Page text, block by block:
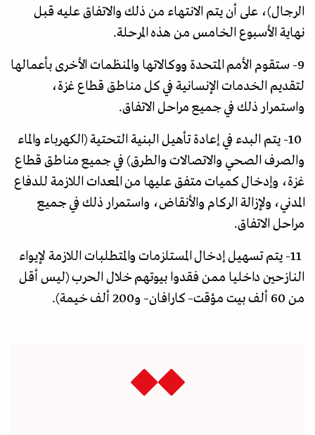
الرجال)، على أن يتم الانتهاء من ذلك والاتفاق عليه قبل
نهاية الأسبوع الخامس من هذه المرحلة.
9- ستقوم الأمم المتحدة ووكالاتها والمنظمات الأخرى بأعمالها
لتقديم الخدمات الإنسانية في كل مناطق قطاع غزة،
واستمرار ذلك في جميع مراحل الاتفاق.
10- يتم البدء في إعادة تأهيل البنية التحتية (الكهرباء والماء
والصرف الصحي والاتصالات والطرق) في جميع مناطق قطاع
غزة، وإدخال كميات متفق عليها من المعدات اللازمة للدفاع
المدني، ولإزالة الركام والأنقاض، واستمرار ذلك في جميع
مراحل الاتفاق.
11- يتم تسهيل إدخال المستلزمات والمتطلبات اللازمة لإيواء
النازحين داخليا ممن فقدوا بيوتهم خلال الحرب (ليس أقل
من 60 ألف بيت مؤقت– كارافان– و200 ألف خيمة).